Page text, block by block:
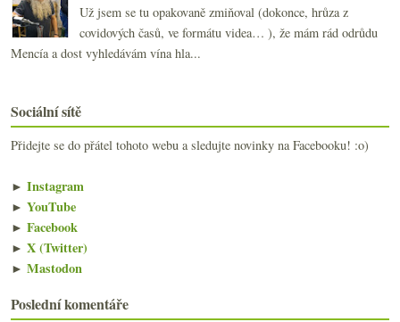
Už jsem se tu opakovaně zmiňoval (dokonce, hrůza z
covidových časů, ve formátu videa… ), že mám rád odrůdu
Mencía a dost vyhledávám vína hla...
Sociální sítě
Přidejte se do přátel tohoto webu a sledujte novinky na Facebooku! :o)
► Instagram
► YouTube
► Facebook
► X (Twitter)
► Mastodon
Poslední komentáře